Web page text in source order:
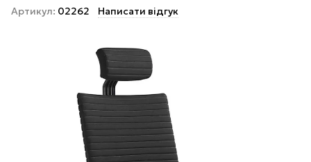
Артикул: 02262 Написати відгук